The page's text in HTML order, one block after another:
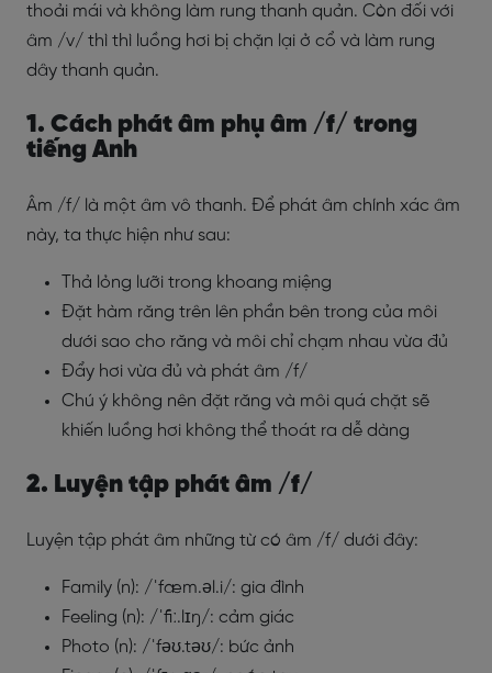
thoải mái và không làm rung thanh quản. Còn đối với
âm /v/ thì thì luồng hơi bị chặn lại ở cổ và làm rung
dây thanh quản.
1. Cách phát âm phụ âm /f/ trong
tiếng Anh
Âm /f/ là một âm vô thanh. Để phát âm chính xác âm
này, ta thực hiện như sau:
Thả lỏng lưỡi trong khoang miệng
Đặt hàm răng trên lên phần bên trong của môi
dưới sao cho răng và môi chỉ chạm nhau vừa đủ
Đẩy hơi vừa đủ và phát âm /f/
Chú ý không nên đặt răng và môi quá chặt sẽ
khiến luồng hơi không thể thoát ra dễ dàng
2. Luyện tập phát âm /f/
Luyện tập phát âm những từ có âm /f/ dưới đây:
Family (n): /ˈfæm.əl.i/: gia đình
Feeling (n): /ˈfiː.lɪŋ/: cảm giác
Photo (n): /ˈfəʊ.təʊ/: bức ảnh